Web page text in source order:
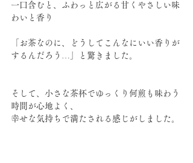
一口含むと、ふわっと広がる甘くやさしい味
わいと香り
「お茶なのに、どうしてこんなにいい香りが
するんだろう…」と驚きました。
そして、小さな茶杯でゆっくり何煎も味わう
時間が心地よく、
幸せな気持ちで満たされる感じがしました。